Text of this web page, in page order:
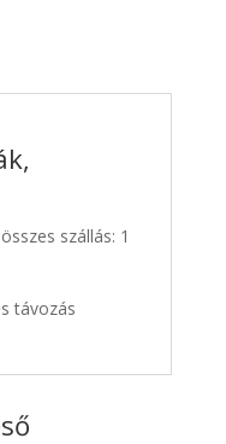
szállás: 1
távozás